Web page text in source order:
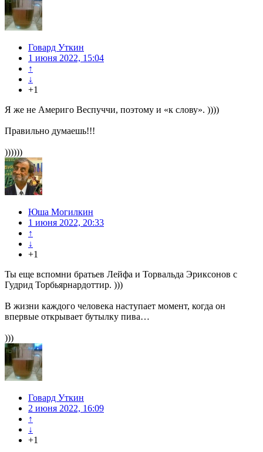
Говард Уткин
1 июня 2022, 15:04
↑
↓
+1
Я же не Америго Веспуччи, поэтому и «к слову». ))))
Правильно думаешь!!!
))))))
Юша Могилкин
1 июня 2022, 20:33
↑
↓
+1
Ты еще вспомни братьев Лейфа и Торвальда Эриксонов с
Гудрид Торбьярнардоттир. )))
В жизни каждого человека наступает момент, когда он
впервые открывает бутылку пива…
)))
Говард Уткин
2 июня 2022, 16:09
↑
↓
+1